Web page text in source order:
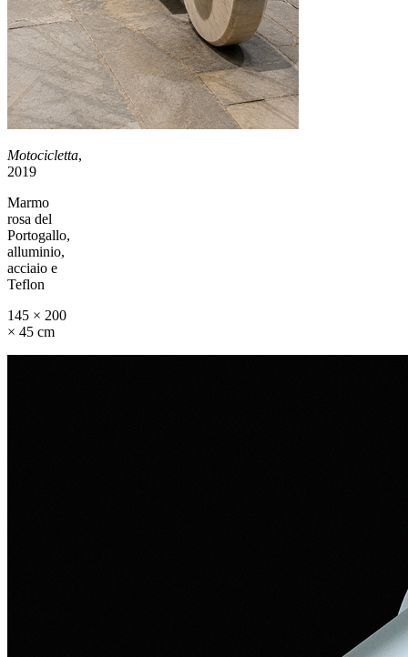
Motocicletta,
2019
Marmo
rosa del
Portogallo,
alluminio,
acciaio e
Teflon
145 × 200
× 45 cm